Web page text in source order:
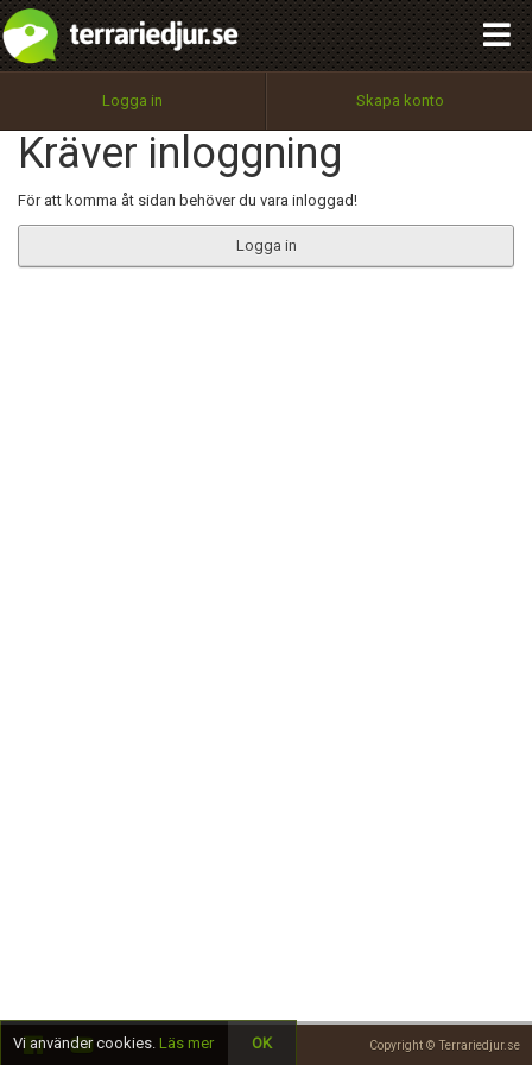
Logga in Skapa konto
Kräver inloggning
För att komma åt sidan behöver du vara inloggad!
Logga in
Copyright © Terrariedjur.se
Utför
100%
OK
integritetspolicy
Namn:
Epost:
Begär nytt lösenord
Tillbaka till förstasidan
Vi använder cookies. Läs mer OK